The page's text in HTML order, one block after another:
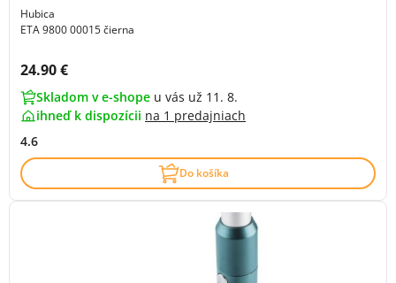
Hubica
ETA 9800 00015 čierna
Cena s DPH:
24.90 €
Skladom v e-shope u vás už 11. 8.
ihneď k dispozícii na 1 predajniach
4.6
Do košíka